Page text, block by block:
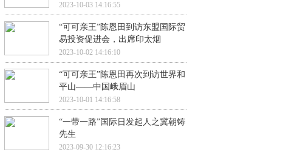
2023-10-03 14:16:55
“可可亲王”陈恩田到访东盟国际贸
易投资促进会，出席印太烟
2023-10-02 14:16:10
“可可亲王”陈恩田再次到访世界和
平山——中国峨眉山
2023-10-01 14:16:58
“一带一路”国际日发起人之冀朝铸
先生
2023-09-30 12:16:23